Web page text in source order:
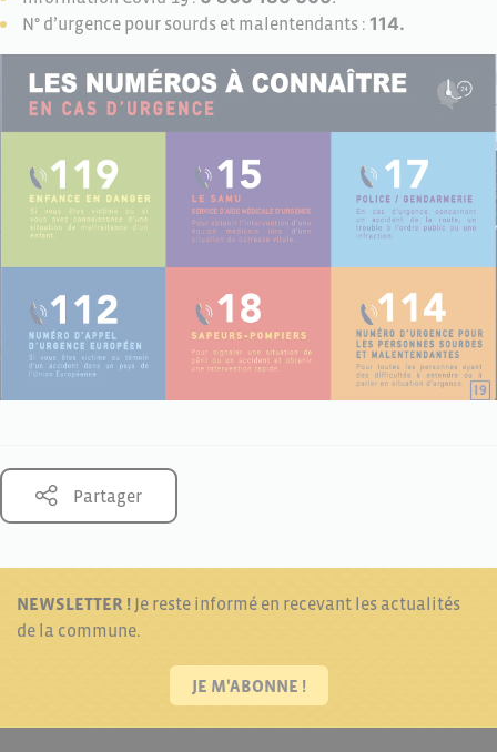
N° d’urgence pour sourds et malentendants : 114.
Partager
NEWSLETTER ! Je reste informé en recevant les actualités
de la commune.
JE M'ABONNE !